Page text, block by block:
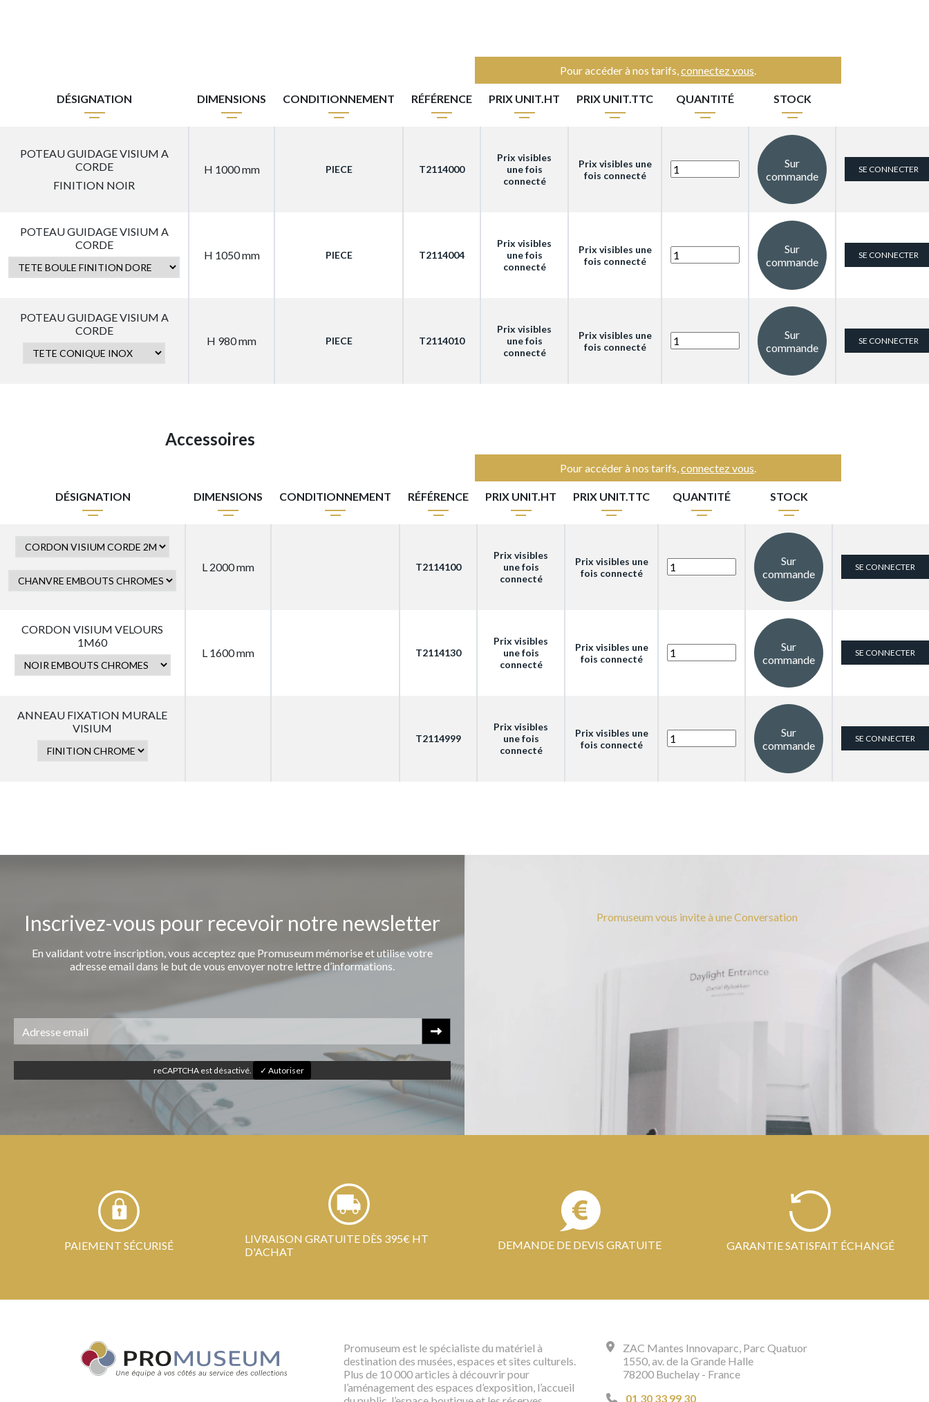
Pour accéder à nos tarifs,connectez vous.
DÉSIGNATION DIMENSIONS CONDITIONNEMENT RÉFÉRENCE PRIX UNIT.HT PRIX UNIT.TTC QUANTITÉ STOCK
POTEAU GUIDAGE VISIUM A
CORDE
FINITION NOIR
H 1000 mm PIECE T2114000
Prix visibles
une fois
connecté
Prix visibles une
fois connecté
Sur
commande
SE CONNECTER
POTEAU GUIDAGE VISIUM A
CORDE
H 1050 mm PIECE T2114004
Prix visibles
une fois
connecté
Prix visibles une
fois connecté
Sur
commande
SE CONNECTER
POTEAU GUIDAGE VISIUM A
CORDE
H 980 mm PIECE T2114010
Prix visibles
une fois
connecté
Prix visibles une
fois connecté
Sur
commande
SE CONNECTER
Accessoires
Pour accéder à nos tarifs,connectez vous.
DÉSIGNATION DIMENSIONS CONDITIONNEMENT RÉFÉRENCE PRIX UNIT.HT PRIX UNIT.TTC QUANTITÉ STOCK
L 2000 mm T2114100
Prix visibles
une fois
connecté
Prix visibles une
fois connecté
Sur
commande
SE CONNECTER
CORDON VISIUM VELOURS
1M60
L 1600 mm T2114130
Prix visibles
une fois
connecté
Prix visibles une
fois connecté
Sur
commande
SE CONNECTER
ANNEAU FIXATION MURALE
VISIUM
T2114999
Prix visibles
une fois
connecté
Prix visibles une
fois connecté
Sur
commande
SE CONNECTER
Inscrivez-vous pour recevoir notre newsletter
En validant votre inscription, vous acceptez que Promuseum mémorise et utilise votre
adresse email dans le but de vous envoyer notre lettre d’informations.
reCAPTCHA est désactivé. ✓ Autoriser
Promuseum vous invite à une Conversation
PAIEMENT SÉCURISÉ
LIVRAISON GRATUITE DÈS 395€ HT
D'ACHAT
DEMANDE DE DEVIS GRATUITE GARANTIE SATISFAIT ÉCHANGÉ
Promuseum est le spécialiste du matériel à
destination des musées, espaces et sites culturels.
Plus de 10 000 articles à découvrir pour
l’aménagement des espaces d’exposition, l’accueil
ZAC Mantes Innovaparc, Parc Quatuor
1550, av. de la Grande Halle
78200 Buchelay - France
01 30 33 99 30